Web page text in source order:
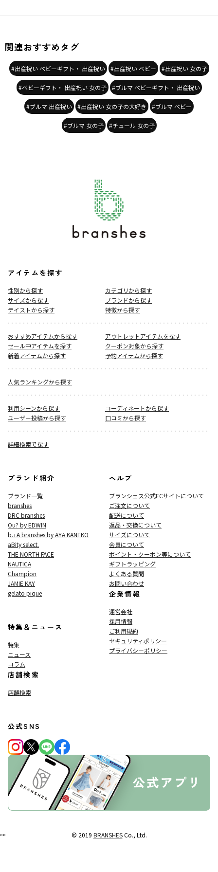
関連おすすめタグ
#出産祝い ベビーギフト・ 出産祝い #出産祝い ベビー #出産祝い 女の子
#ベビーギフト・ 出産祝い 女の子 #ブルマ ベビーギフト・ 出産祝い
#ブルマ 出産祝い #出産祝い 女の子の大好き #ブルマ ベビー
#ブルマ 女の子 #チュール 女の子
アイテムを探す
性別から探す
カテゴリから探す
サイズから探す
ブランドから探す
テイストから探す
特徴から探す
おすすめアイテムから探す
アウトレットアイテムを探す
セール中アイテムを探す
クーポン対象から探す
新着アイテムから探す
予約アイテムから探す
人気ランキングから探す
利用シーンから探す
コーディネートから探す
ユーザー投稿から探す
口コミから探す
詳細検索で探す
ブランド紹介
ブランド一覧
branshes
DRC branshes
Ou? by EDWIN
b.+A branshes by AYA KANEKO
aBity select.
THE NORTH FACE
NAUTICA
Champion
JAMIE KAY
gelato pique
特集＆ニュース
特集
ニュース
コラム
店舗検索
店舗検索
ヘルプ
ブランシェス公式ECサイトについて
ご注文について
配送について
返品・交換について
サイズについて
会員について
ポイント・クーポン等について
ギフトラッピング
よくある質問
お問い合わせ
企業情報
運営会社
採用情報
ご利用規約
セキュリティポリシー
プライバシーポリシー
公式SNS
© 2019 BRANSHESCo., Ltd.
""